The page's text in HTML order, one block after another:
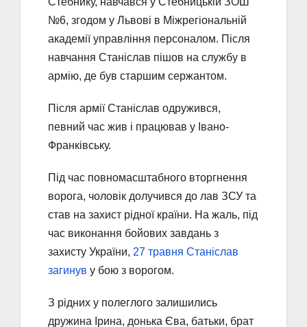
№6, згодом у Львові в Міжрегіональній
академії управління персоналом. Після
навчання Станіслав пішов на службу в
армію, де був старшим сержантом.
Після армії Станіслав одружився,
певний час жив і працював у Івано-
Франківську.
Під час повномасштабного вторгнення
ворога, чоловік долучився до лав ЗСУ та
став на захист рідної країни. На жаль, під
час виконання бойових завдань з
захисту України, 27 травня Станіслав
загинув у бою з ворогом.
З рідних у полеглого залишились
дружина Ірина, донька Єва, батьки, брат